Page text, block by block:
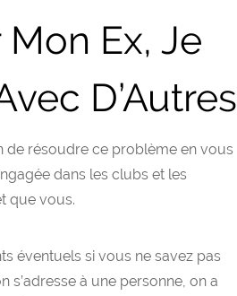
Mon Ex, Je
D’Autres
de résoudre ce problème en vous
dans les clubs et les
que vous.
éventuels si vous ne savez pas
s’adresse à une personne, on a